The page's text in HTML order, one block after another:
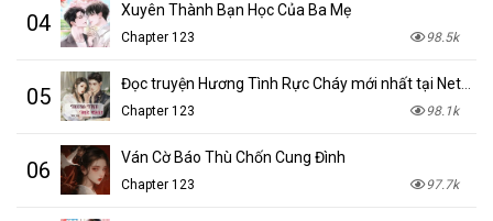
04 Xuyên Thành Bạn Học Của Ba Mẹ
Chapter 123 98.5k
05
Chapter 123 98.1k
06 Ván Cờ Báo Thù Chốn Cung Đình
Chapter 123 97.7k